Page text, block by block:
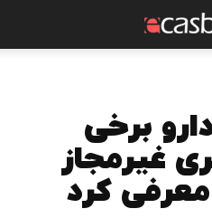
برخی
غیرمجاز
معرفی کرد